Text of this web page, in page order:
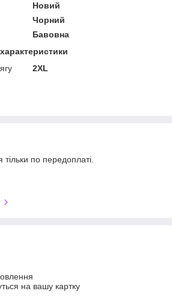
Новий
Чорний
Бавовна
2XL
тільки по передоплаті.
на вашу картку